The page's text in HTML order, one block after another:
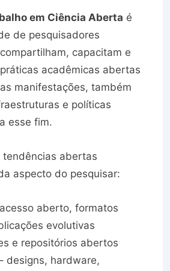
em Ciência Aberta é
de pesquisadores
capacitam e
acadêmicas abertas
manifestações, também
e políticas
esse fim.
tendências abertas
aspecto do pesquisar:
aberto, formatos
evolutivas
e repositórios abertos
designs, hardware,